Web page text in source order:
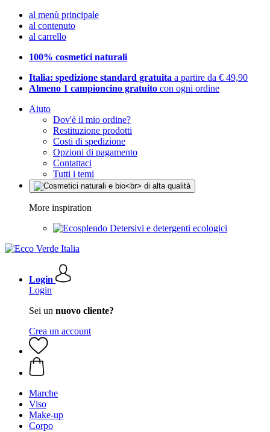
al menù principale
al contenuto
al carrello
100% cosmetici naturali
Italia: spedizione standard gratuita a partire da € 49,90
Almeno 1 campioncino gratuito con ogni ordine
Aiuto
Dov'è il mio ordine?
Restituzione prodotti
Costi di spedizione
Opzioni di pagamento
Contattaci
Tutti i temi
More inspiration
Detersivi e detergenti ecologici
Login
Login
Sei un nuovo cliente?
Crea un account
Marche
Viso
Make-up
Corpo